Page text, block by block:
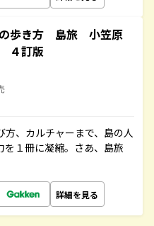
歩き方 島旅 小笠原
訂版
方、カルチャーまで、島の人
を１冊に凝縮。さあ、島旅
詳細を見る